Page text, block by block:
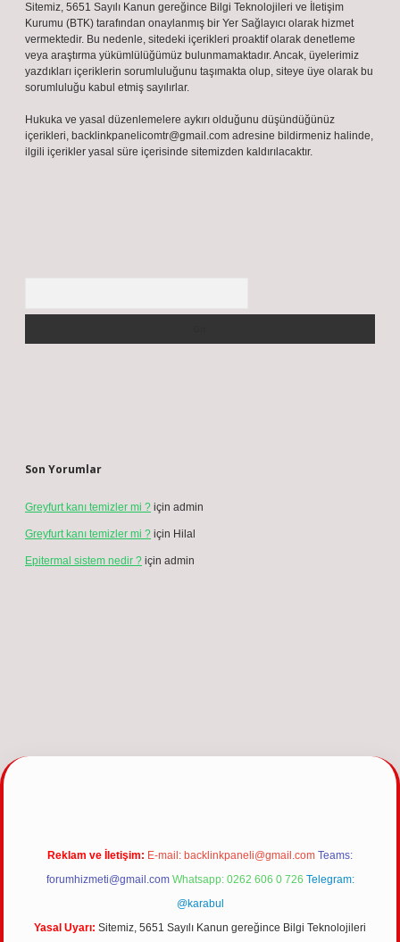
Sitemiz, 5651 Sayılı Kanun gereğince Bilgi Teknolojileri ve İletişim
Kurumu (BTK) tarafından onaylanmış bir Yer Sağlayıcı olarak hizmet
vermektedir. Bu nedenle, sitedeki içerikleri proaktif olarak denetleme
veya araştırma yükümlülüğümüz bulunmamaktadır. Ancak, üyelerimiz
yazdıkları içeriklerin sorumluluğunu taşımakta olup, siteye üye olarak bu
sorumluluğu kabul etmiş sayılırlar.
Hukuka ve yasal düzenlemelere aykırı olduğunu düşündüğünüz
içerikleri, backlinkpanelicomtr@gmail.com adresine bildirmeniz halinde,
ilgili içerikler yasal süre içerisinde sitemizden kaldırılacaktır.
Son Yorumlar
Greyfurt kanı temizler mi ? için admin
Greyfurt kanı temizler mi ? için Hilal
Epitermal sistem nedir ? için admin
giriş
Reklam ve İletişim: E-mail: backlinkpaneli@gmail.com Teams:
forumhizmeti@gmail.com Whatsapp: 0262 606 0 726 Telegram:
@karabul
Yasal Uyarı: Sitemiz, 5651 Sayılı Kanun gereğince Bilgi Teknolojileri